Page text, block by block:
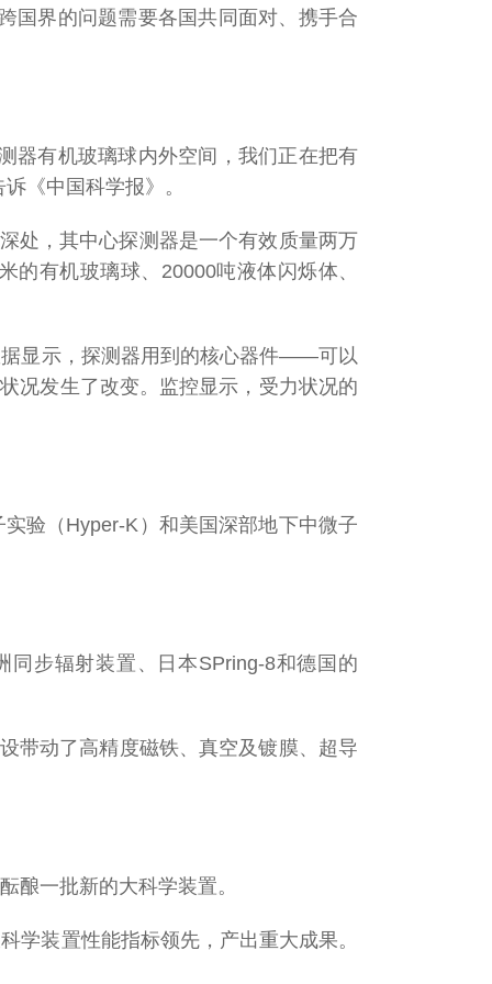
国界的问题需要各国共同面对、携手合
器有机玻璃球内外空间，我们正在把有
《中国科学报》。
处，其中心探测器是一个有效质量两万
有机玻璃球、20000吨液体闪烁体、
据显示，探测器用到的核心器件——可以
况发生了改变。监控显示，受力状况的
验（Hyper-K）和美国深部地下中微子
步辐射装置、日本SPring-8和德国的
带动了高精度磁铁、真空及镀膜、超导
酿一批新的大科学装置。
学装置性能指标领先，产出重大成果。